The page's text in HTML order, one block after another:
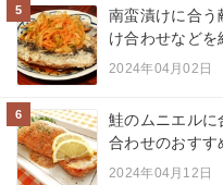
5
南蛮漬けに合う
け合わせなどを
2024年04月02日
6
鮭のムニエルに
合わせのおすす
2024年04月12日